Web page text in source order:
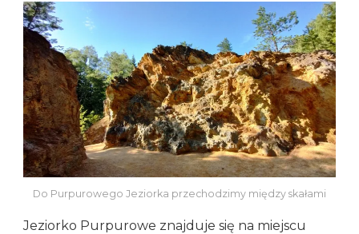
Do Purpurowego Jeziorka przechodzimy między skałami
Jeziorko Purpurowe znajduje się na miejscu